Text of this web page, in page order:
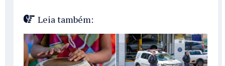
Leia também: